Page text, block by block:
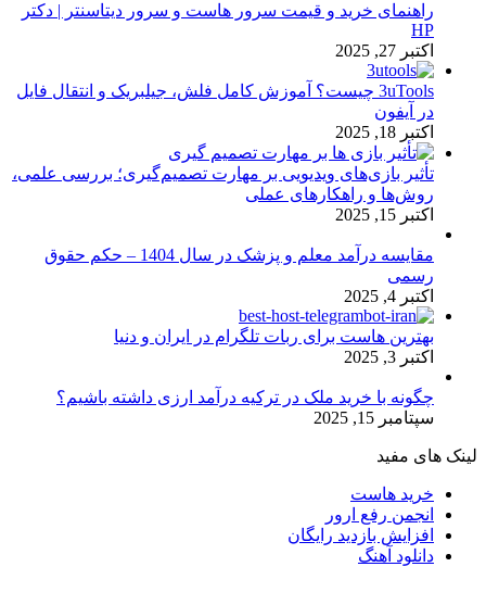
راهنمای خرید و قیمت سرور هاست و سرور دیتاسنتر | دکتر
HP
اکتبر 27, 2025
3uTools چیست؟ آموزش کامل فلش، جیلبریک و انتقال فایل
در آیفون
اکتبر 18, 2025
تأثیر بازی‌های ویدیویی بر مهارت تصمیم‌گیری؛ بررسی علمی،
روش‌ها و راهکارهای عملی
اکتبر 15, 2025
مقایسه درآمد معلم و پزشک در سال 1404 – حکم حقوق
رسمی
اکتبر 4, 2025
بهترین هاست برای ربات تلگرام در ایران و دنیا
اکتبر 3, 2025
چگونه با خرید ملک در ترکیه درآمد ارزی داشته باشیم؟
سپتامبر 15, 2025
لینک های مفید
خرید هاست
انجمن رفع ارور
افزایش بازدید رایگان
دانلود آهنگ